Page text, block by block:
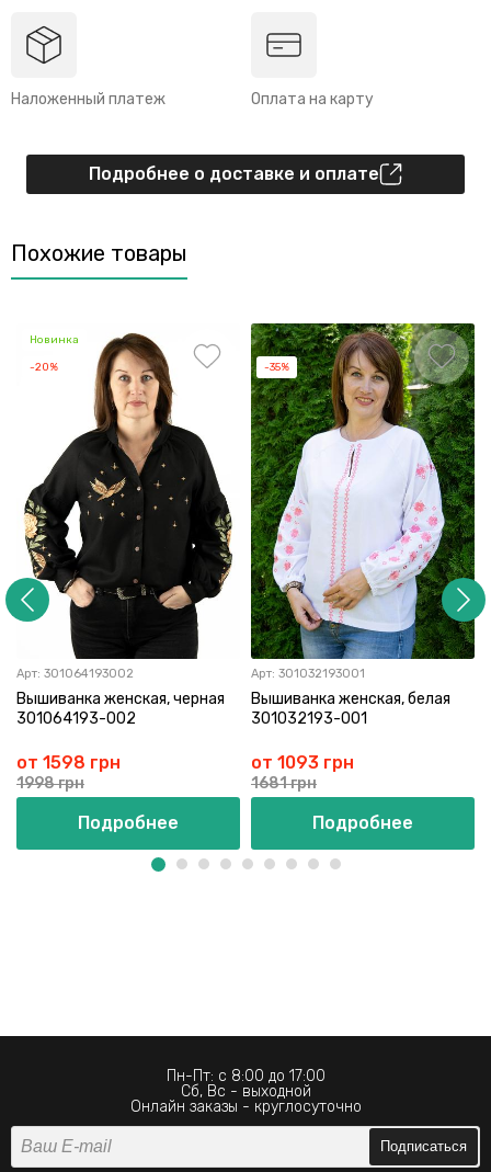
Наложенный платеж Оплата на карту
Подробнее о доставке и оплате
Похожие товары
Новинка
-20%
Арт: 301064193002
Вышиванка женская, черная
301064193-002
от 1598 грн
1998 грн
Подробнее
-35%
Арт: 301032193001
Вышиванка женская, белая
301032193-001
от 1093 грн
1681 грн
Подробнее
Пн-Пт: с 8:00 до 17:00
Сб, Вс - выходной
Онлайн заказы - круглосуточно
Подписаться